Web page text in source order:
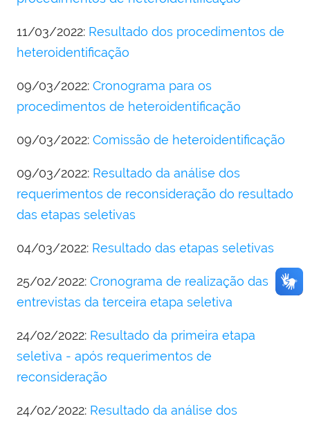
11/03/2022: Resultado dos procedimentos de
heteroidentificação
09/03/2022: Cronograma para os
procedimentos de heteroidentificação
09/03/2022: Comissão de heteroidentificação
09/03/2022: Resultado da análise dos
requerimentos de reconsideração do resultado
das etapas seletivas
04/03/2022: Resultado das etapas seletivas
25/02/2022: Cronograma de realização das
entrevistas da terceira etapa seletiva
24/02/2022: Resultado da primeira etapa
seletiva - após requerimentos de
reconsideração
24/02/2022: Resultado da análise dos